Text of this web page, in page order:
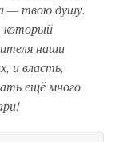
— твою душу.
который
наши
и власть,
ещё много